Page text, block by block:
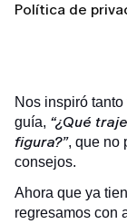
Política de
Nos inspiró
guía, “¿Qué
figura?”, que no
consejos.
Ahora que ya
regresamos con